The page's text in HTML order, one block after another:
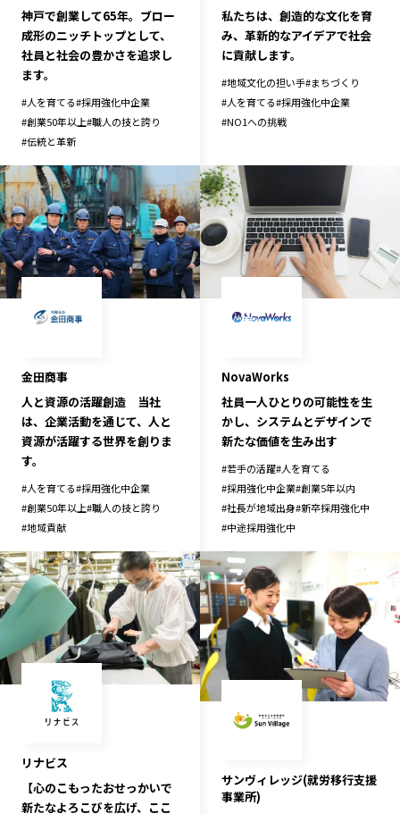
神戸で創業して65年。ブロー
成形のニッチトップとして、
社員と社会の豊かさを追求し
ます。
#人を育てる#採用強化中企業
#創業50年以上#職人の技と誇り
#伝統と革新
私たちは、創造的な文化を育
み、革新的なアイデアで社会
に貢献します。
#地域文化の担い手#まちづくり
#人を育てる#採用強化中企業
#NO1への挑戦
金田商事
人と資源の活躍創造 当社
は、企業活動を通じて、人と
資源が活躍する世界を創りま
す。
#人を育てる#採用強化中企業
#創業50年以上#職人の技と誇り
#地域貢献
NovaWorks
社員一人ひとりの可能性を生
かし、システムとデザインで
新たな価値を生み出す
#若手の活躍#人を育てる
#採用強化中企業#創業5年以内
#社長が地域出身#新卒採用強化中
#中途採用強化中
リナビス
【心のこもったおせっかいで
新たなよろこびを広げ、ここ
サンヴィレッジ(就労移行支援
事業所)